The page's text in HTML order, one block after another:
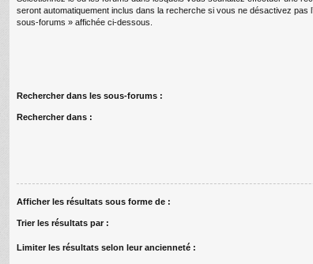
seront automatiquement inclus dans la recherche si vous ne désactivez pas
sous-forums » affichée ci-dessous.
Rechercher dans les sous-forums :
Rechercher dans :
Afficher les résultats sous forme de :
Trier les résultats par :
Limiter les résultats selon leur ancienneté :